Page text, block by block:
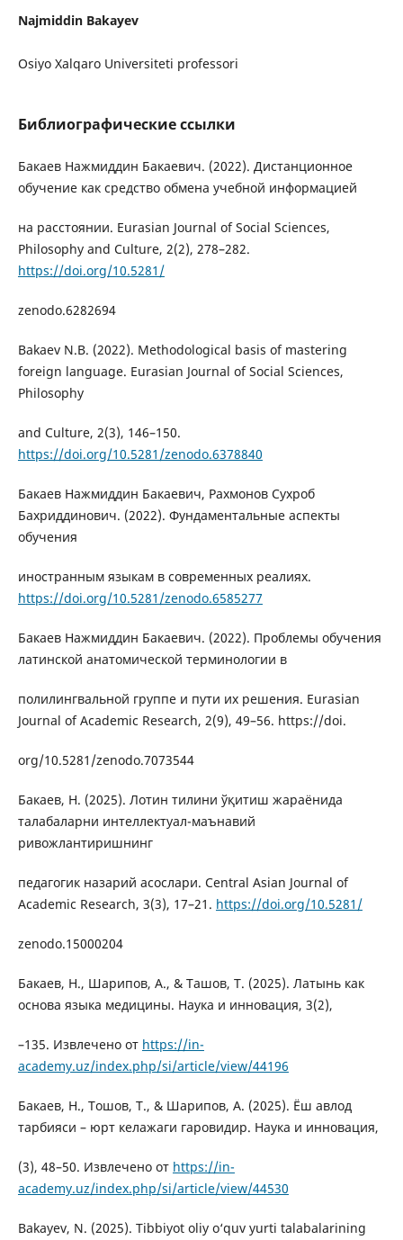
Najmiddin Bakayev
Osiyo Xalqaro Universiteti professori
Библиографические ссылки
Бакаев Нажмиддин Бакаевич. (2022). Дистанционное
обучение как средство обмена учебной информацией
на расстоянии. Eurasian Journal of Social Sciences,
Philosophy and Culture, 2(2), 278–282.
https://doi.org/10.5281/
zenodo.6282694
Bakaev N.B. (2022). Methodological basis of mastering
foreign language. Eurasian Journal of Social Sciences,
Philosophy
and Culture, 2(3), 146–150.
https://doi.org/10.5281/zenodo.6378840
Бакаев Нажмиддин Бакаевич, Рахмонов Сухроб
Бахриддинович. (2022). Фундаментальные аспекты
обучения
иностранным языкам в современных реалиях.
https://doi.org/10.5281/zenodo.6585277
Бакаев Нажмиддин Бакаевич. (2022). Проблемы обучения
латинской анатомической терминологии в
полилингвальной группе и пути их решения. Eurasian
Journal of Academic Research, 2(9), 49–56. https://doi.
org/10.5281/zenodo.7073544
Бакаев, Н. (2025). Лотин тилини ўқитиш жараёнида
талабаларни интеллектуал-маънавий
ривожлантиришнинг
педагогик назарий асослари. Central Asian Journal of
Academic Research, 3(3), 17–21. https://doi.org/10.5281/
zenodo.15000204
Бакаев, Н., Шарипов, А., & Ташов, Т. (2025). Латынь как
основа языка медицины. Наука и инновация, 3(2),
–135. Извлечено от https://in-
academy.uz/index.php/si/article/view/44196
Бакаев, Н., Тошов, Т., & Шарипов, А. (2025). Ёш авлод
тарбияси – юрт келажаги гаровидир. Наука и инновация,
(3), 48–50. Извлечено от https://in-
academy.uz/index.php/si/article/view/44530
Bakayev, N. (2025). Tibbiyot oliy o‘quv yurti talabalarining